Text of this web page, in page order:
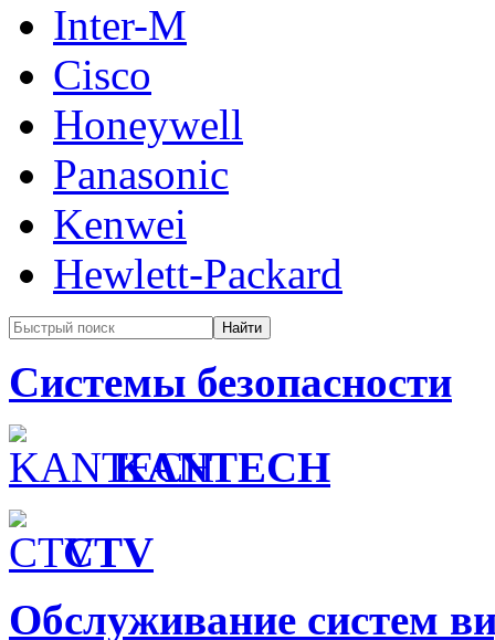
Inter-M
Cisco
Honeywell
Panasonic
Kenwei
Hewlett-Packard
Системы безопасности
KANTECH
CTV
Обслуживание систем